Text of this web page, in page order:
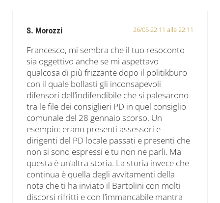
S. Morozzi 26/05 22:11 alle 22:11
Francesco, mi sembra che il tuo resoconto
sia oggettivo anche se mi aspettavo
qualcosa di più frizzante dopo il politikburo
con il quale bollasti gli inconsapevoli
difensori dell’indifendibile che si palesarono
tra le file dei consiglieri PD in quel consiglio
comunale del 28 gennaio scorso. Un
esempio: erano presenti assessori e
dirigenti del PD locale passati e presenti che
non si sono espressi e tu non ne parli. Ma
questa è un’altra storia. La storia invece che
continua è quella degli avvitamenti della
nota che ti ha inviato il Bartolini con molti
discorsi rifritti e con l’immancabile mantra